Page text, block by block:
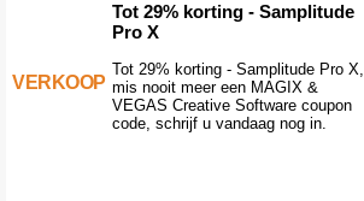
VERKOOP
Tot 29% korting - Samplitude
Pro X
Tot 29% korting - Samplitude Pro X,
mis nooit meer een MAGIX &
VEGAS Creative Software coupon
code, schrijf u vandaag nog in.